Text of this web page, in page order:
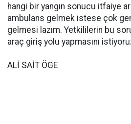
hangi bir yangın sonucu itfaiye
ambulans gelmek istese çok
gelmesi lazım. Yetkililerin bu
araç giriş yolu yapmasını
ALİ SAİT ÖGE